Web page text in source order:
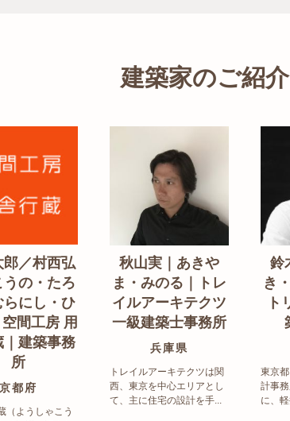
建築家のご紹介
郎／村西弘
うの・たろ
らにし・ひ
間工房 用
｜建築事務
所
京都府
（ようしゃこう
秋山実｜あきや
ま・みのる｜トレ
イルアーキテクツ
一級建築士事務所
兵庫県
トレイルアーキテクツは関
西、東京を中心エリアとし
て、主に住宅の設計を手...
鈴
き
ト
東京
計事
に、